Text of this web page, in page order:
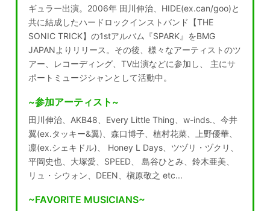
ギュラー出演。2006年 田川伸治、HIDE(ex.can/goo)と
共に結成したハードロックインストバンド【THE
SONIC TRICK】の1stアルバム『SPARK』をBMG
JAPANよりリリース。その後、様々なアーティストのツ
アー、レコーディング、TV出演などに参加し、 主にサ
ポートミュージシャンとして活動中。
~参加アーティスト~
田川伸治、AKB48、Every Little Thing、w-inds.、今井
翼(ex.タッキー&翼)、森口博子、植村花菜、上野優華、
凛(ex.シェキドル)、 Honey L Days、ツヅリ・ヅクリ、
平岡史也、大塚愛、SPEED、 島谷ひとみ、鈴木亜美、
リュ・シウォン、DEEN、槇原敬之 etc...
~FAVORITE MUSICIANS~